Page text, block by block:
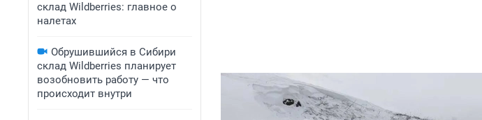
склад Wildberries: главное о
налетах
Обрушившийся в Сибири
склад Wildberries планирует
возобновить работу — что
происходит внутри